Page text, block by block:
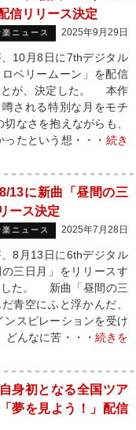
信リリース決定
楽ニュース 2025年9月29日
10月8日に7thデジタル
ベリームーン」を配信
とが、決定した。 本作
される特別な月をモチ
なさを抱えながらも、
たという想・・・ 続き
13に新曲「昼間の三
ース決定
楽ニュース 2025年7月28日
8月13日に6thデジタル
三日月」をリリースす
した。 新曲「昼間の三
青空にふと浮かんだ、
スピレーションを受け
どんなに苦・・・ 続きを
身初となる全国ツア
夢を見よう！」配信